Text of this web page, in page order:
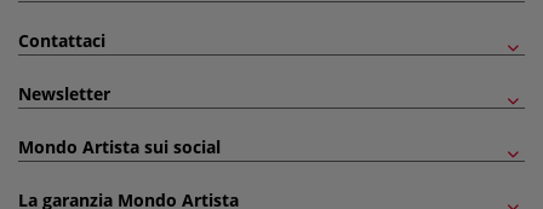
Contattaci
Newsletter
Mondo Artista sui social
La garanzia Mondo Artista